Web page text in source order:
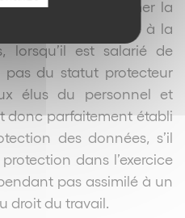
venu ainsi confirmer la
laquelle le délégué à la
lorsqu’il est salarié de
pas du statut protecteur
élus du personnel et
donc parfaitement établi
des données, s’il
dans l’exercice
pas assimilé à un
droit du travail.